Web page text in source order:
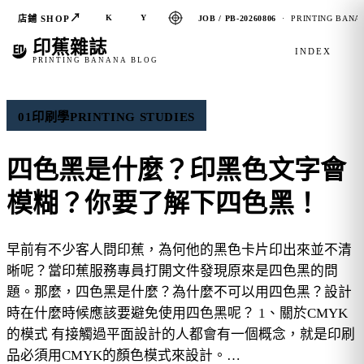
店鋪 SHOP ↗ K Y JOB / PB-20260806 · PRINTING
印蕉雜誌
PRINTING BANANA BLOG
INDEX
01 印刷學PRINTING STUDIES
四色黑是什麼？印黑色文字會
模糊？你要了解下四色黑！
早前有不少客人問印蕉，為何他的黑色卡片印出來並不清
晰呢？當印蕉服務專員打開文件發現原來是四色黑的問
題。那麼，四色黑是什麼？為什麼不可以用四色黑？設計
時在什麼時候應該要避免使用四色黑呢？ 1、關於CMYK
的模式 有接觸過平面設計的人都會有一個概念，就是印刷
品必須用CMYK的顏色模式來設計。…